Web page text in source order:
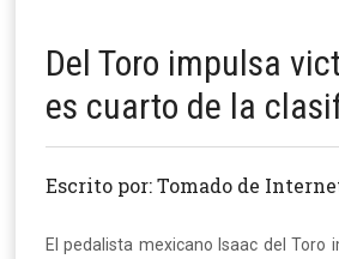
Del Toro impulsa
es cuarto de la
Escrito por: Tomado de
El pedalista mexicano Isaac del